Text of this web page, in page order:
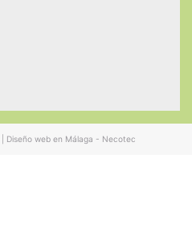
Diseño web en Málaga - Necotec